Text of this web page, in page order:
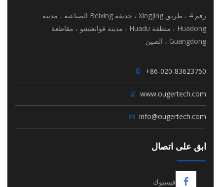
رقم 4 ، طريق Xingjing ، حديقة Beixing الصناعية ، مدينة
Huadong ، منطقة Huadu ، مدينة قوانغتشو ، مقاطعة
Guangdong ، الصين
+86-020-83623750
www.ougertech.com
info@ougertech.com
ابق على اتصال
فيسبوك